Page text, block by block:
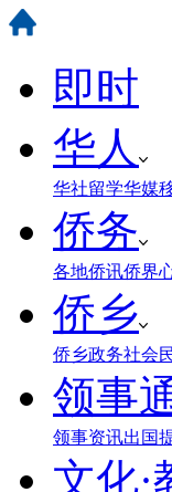
即时
华人
华社留学华媒
侨务
各地侨讯侨界
侨乡
侨乡政务社会
领事
领事资讯出国
文化·